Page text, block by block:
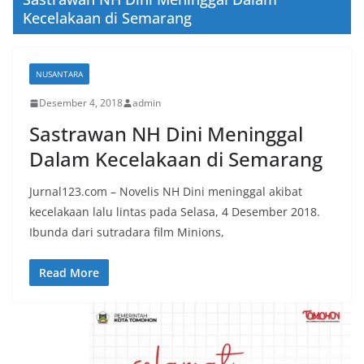
Kecelakaan di Semarang
NUSANTARA
Desember 4, 2018 admin
Sastrawan NH Dini Meninggal
Dalam Kecelakaan di Semarang
Jurnal123.com – Novelis NH Dini meninggal akibat
kecelakaan lalu lintas pada Selasa, 4 Desember 2018.
Ibunda dari sutradara film Minions,
Read More